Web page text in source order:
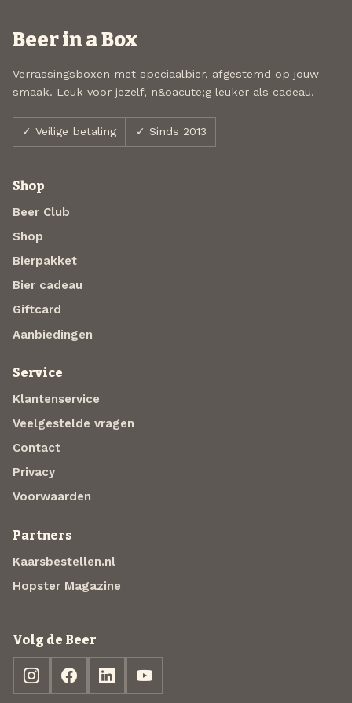
Beer in a Box
Verrassingsboxen met speciaalbier, afgestemd op jouw
smaak. Leuk voor jezelf, n&oacute;g leuker als cadeau.
✓ Veilige betaling ✓ Sinds 2013
Shop
Beer Club
Shop
Bierpakket
Bier cadeau
Giftcard
Aanbiedingen
Service
Klantenservice
Veelgestelde vragen
Contact
Privacy
Voorwaarden
Partners
Kaarsbestellen.nl
Hopster Magazine
Volg de Beer